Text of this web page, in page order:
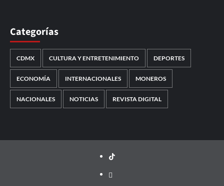
Categorías
CDMX CULTURA Y ENTRETENIMIENTO DEPORTES
ECONOMÍA INTERNACIONALES MONEROS
NACIONALES NOTICIAS REVISTA DIGITAL
TikTok
threads